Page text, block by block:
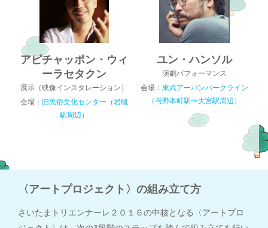
アピチャッポン・ウィ
ーラセタクン
展示（映像インスタレーション）
会場：
旧民俗文化センター（岩槻
駅周辺）
ユン・ハンソル
演劇パフォーマンス
会場： 東武アーバンパークライン
（与野本町駅〜大宮駅周辺）
〈アートプロジェクト〉の組み立て方
さいたまトリエンナーレ２０１６の中核となる〈アートプロ